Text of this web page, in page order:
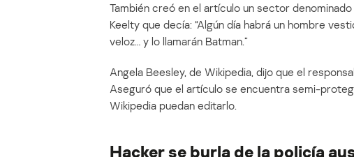
También creó en el artículo un sector
Keelty que decía: “Algún día habrá un hombre
veloz… y lo llamarán Batman.”
Angela Beesley, de Wikipedia, dijo que el
Aseguró que el artículo se encuentra semi-
Wikipedia puedan editarlo.
Hacker se burla de la policía